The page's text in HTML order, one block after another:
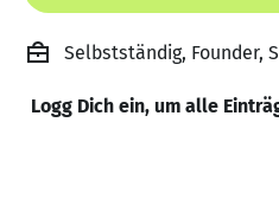
Selbstständig, Founder,
Logg Dich ein, um alle